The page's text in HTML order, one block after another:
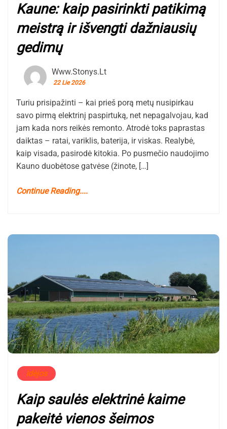
Kaune: kaip pasirinkti patikimą
meistrą ir išvengti dažniausių
gedimų
Www.stonys.lt
22 Lie 2026
Turiu prisipažinti – kai prieš porą metų nusipirkau
savo pirmą elektrinį paspirtuką, net nepagalvojau, kad
jam kada nors reikės remonto. Atrodė toks paprastas
daiktas – ratai, variklis, baterija, ir viskas. Realybė,
kaip visada, pasirodė kitokia. Po pusmečio naudojimo
Kauno duobėtose gatvėse (žinote, […]
Continue Reading....
Idėjos
Kaip saulės elektrinė kaime
pakeitė vienos šeimos